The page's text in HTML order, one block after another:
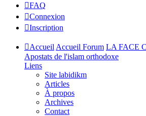
FAQ
Connexion
Inscription
Accueil Accueil Forum LA FACE
Apostats de l'islam orthodoxe
Liens
Site labidikm
Articles
À propos
Archives
Contact